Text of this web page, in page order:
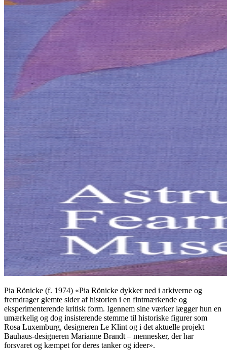
Pia Rönicke (f. 1974) «Pia Rönicke dykker ned i arkiverne og
fremdrager glemte sider af historien i en fintmærkende og
eksperimenterende kritisk form. Igennem sine værker lægger hun en
umærkelig og dog insisterende stemme til historiske figurer som
Rosa Luxemburg, designeren Le Klint og i det aktuelle projekt
Bauhaus-designeren Marianne Brandt – mennesker, der har
forsvaret og kæmpet for deres tanker og ideer».